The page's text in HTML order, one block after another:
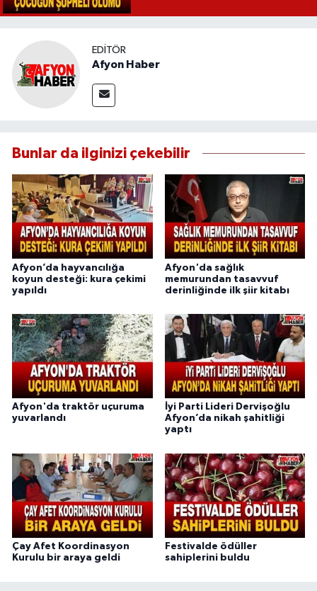
EDITÖR
Afyon Haber
Bunlar da ilginizi çekebilir
Afyon’da hayvancılığa
koyun desteği: kura çekimi
yapıldı
Afyon'da sağlık
memurundan tasavvuf
derinliğinde ilk şiir kitabı
Afyon'da traktör uçuruma
yuvarlandı
İyi Parti Lideri Dervişoğlu
Afyon’da nikah şahitliği
yaptı
Çay Afet Koordinasyon
Kurulu bir araya geldi
Festivalde ödüller
sahiplerini buldu